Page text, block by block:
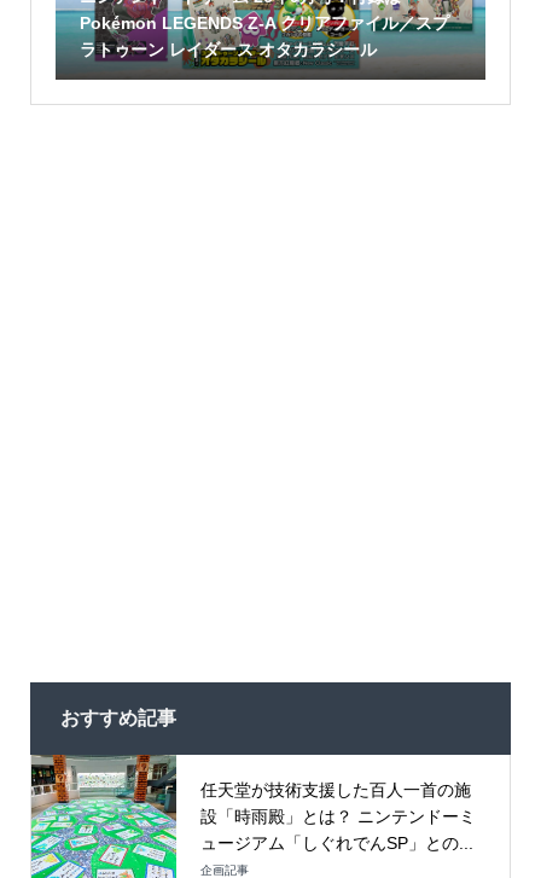
Pokémon LEGENDS Z-A クリアファイル／スプ
ラトゥーン レイダース オタカラシール
おすすめ記事
任天堂が技術支援した百人一首の施
設「時雨殿」とは？ ニンテンドーミ
ュージアム「しぐれでんSP」との...
企画記事